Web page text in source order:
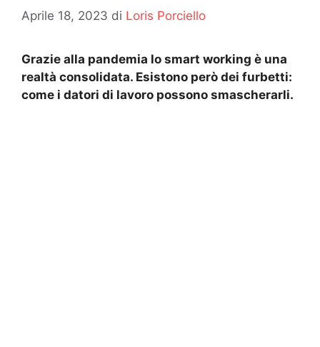
Aprile 18, 2023 di Loris Porciello
Grazie alla pandemia lo smart working è una
realtà consolidata. Esistono però dei furbetti:
come i datori di lavoro possono smascherarli.